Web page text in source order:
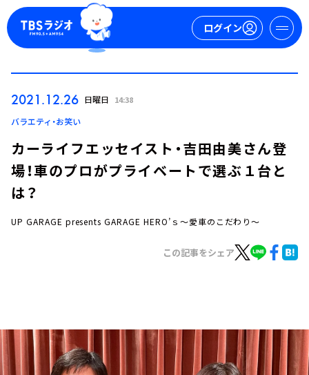
ログイン
ログイン
イベント・グッズ
YouTube
会社情報
2021.12.26 日曜日 14:38
バラエティ・お笑い
カーライフエッセイスト・吉田由美さん登
場！車のプロがプライベートで選ぶ１台と
は？
UP GARAGE presents GARAGE HERO’ｓ～愛車のこだわり～
この記事をシェア